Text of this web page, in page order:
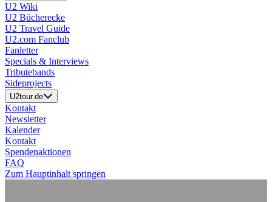
U2 Wiki
U2 Bücherecke
U2 Travel Guide
U2.com Fanclub
Fanletter
Specials & Interviews
Tributebands
Sideprojects
U2tour.de
Kontakt
Newsletter
Kalender
Kontakt
Spendenaktionen
FAQ
Zum Hauptinhalt springen